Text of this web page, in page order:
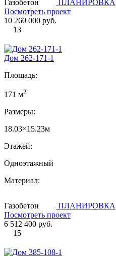
Газобетон
ПЛАНИРОВКА
Посмотреть проект
10 260 000 руб.
13
Дом 262-171-1
Площадь:
171 м2
Размеры:
18.03×15.23м
Этажей:
Одноэтажный
Материал:
Газобетон
ПЛАНИРОВКА
Посмотреть проект
6 512 400 руб.
15